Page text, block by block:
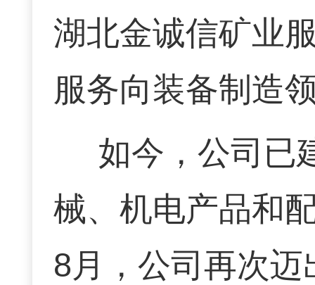
湖北金诚信矿业
服务向装备制造
如今，公司已
械、机电产品和
8月，公司再次